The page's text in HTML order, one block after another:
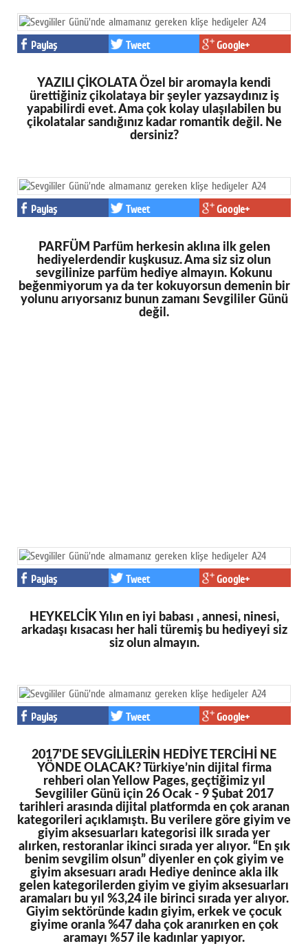
Paylaş Tweet Google+
YAZILI ÇİKOLATA Özel bir aromayla kendi
ürettiğiniz çikolataya bir şeyler yazsaydınız iş
yapabilirdi evet. Ama çok kolay ulaşılabilen bu
çikolatalar sandığınız kadar romantik değil. Ne
dersiniz?
Paylaş Tweet Google+
PARFÜM Parfüm herkesin aklına ilk gelen
hediyelerdendir kuşkusuz. Ama siz siz olun
sevgilinize parfüm hediye almayın. Kokunu
beğenmiyorum ya da ter kokuyorsun demenin bir
yolunu arıyorsanız bunun zamanı Sevgililer Günü
değil.
Paylaş Tweet Google+
HEYKELCİK Yılın en iyi babası , annesi, ninesi,
arkadaşı kısacası her hali türemiş bu hediyeyi siz
siz olun almayın.
Paylaş Tweet Google+
2017'DE SEVGİLİLERİN HEDİYE TERCİHİ NE
YÖNDE OLACAK? Türkiye’nin dijital firma
rehberi olan Yellow Pages, geçtiğimiz yıl
Sevgililer Günü için 26 Ocak - 9 Şubat 2017
tarihleri arasında dijital platformda en çok aranan
kategorileri açıklamıştı. Bu verilere göre giyim ve
giyim aksesuarları kategorisi ilk sırada yer
alırken, restoranlar ikinci sırada yer alıyor. “En şık
benim sevgilim olsun” diyenler en çok giyim ve
giyim aksesuarı aradı Hediye denince akla ilk
gelen kategorilerden giyim ve giyim aksesuarları
aramaları bu yıl %3,24 ile birinci sırada yer alıyor.
Giyim sektöründe kadın giyim, erkek ve çocuk
giyime oranla %47 daha çok aranırken en çok
aramayı %57 ile kadınlar yapıyor.